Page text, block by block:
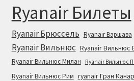
Ryanair Билеты
Ryanair Брюссель Ryanair Варшава
Ryanair Вильнюс Ryanair Вильнюс
Ryanair Вильнюс Милан Ryanair Вильнюс
Ryanair Вильнюс Рим ryanair Гран